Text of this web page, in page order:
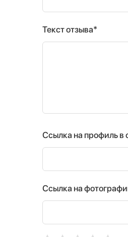
Текст отзыва*
Ссылка на профиль в
Ссылка на